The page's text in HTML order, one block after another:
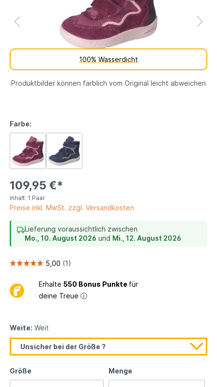
100% Wasserdicht
Produktbilder können farblich vom Original leicht abweichen
Farbe:
109,95 €*
Inhalt: 1 Paar
Preise inkl. MwSt. zzgl. Versandkosten
Lieferung voraussichtlich zwischen
Mo., 10. August 2026 und Mi., 12. August 2026
Erhalte 550 Bonus Punkte für
deine Treue ⓘ
Weite: Weit
Unsicher bei der Größe ?
Größe Menge